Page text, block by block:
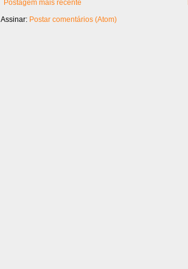
Postagem mais recente
Assinar: Postar comentários (Atom)